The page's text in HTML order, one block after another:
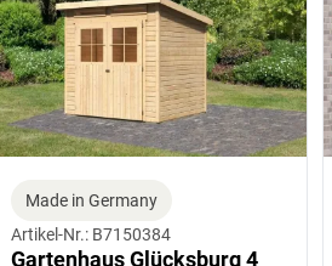
Made in Germany
Artikel-Nr.: B7150384
Gartenhaus Glücksburg 4